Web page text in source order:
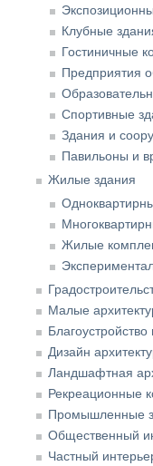
Клубные
Гостиничные
Предприятия
Спортивные
Здания и
Павильоны и
Жилые здания
Жилые
Малые
Дизайн
Ландшафтная
Рекреационные
Промышленные
Общественный
Частный